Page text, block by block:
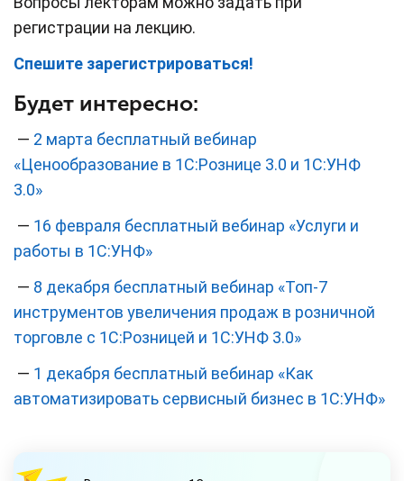
регистрации на лекцию.
Спешите зарегистрироваться!
Будет интересно:
— 2 марта бесплатный вебинар
«Ценообразование в 1С:Рознице 3.0 и 1С:УНФ
3.0»
— 16 февраля бесплатный вебинар «Услуги и
работы в 1С:УНФ»
— 8 декабря бесплатный вебинар «Топ-7
инструментов увеличения продаж в розничной
торговле с 1С:Розницей и 1С:УНФ 3.0»
— 1 декабря бесплатный вебинар «Как
автоматизировать сервисный бизнес в 1С:УНФ»